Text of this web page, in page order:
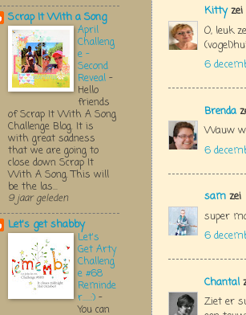
Kittyzei
O, leuk
6
Brenda
Wauw
6
sam zei
super
6
Chantal
Ziet er
Scrap It With a Song
April
Challeng
e -
Second
Reveal -
Hello
friends
of Scrap It With A Song
Challenge Blog. It is
with great sadness
that we are going to
close down Scrap It
With A Song. This will
be the las...
9 jaar geleden
Let's get shabby
Let's
Get Arty
Challeng
e #68
Reminde
r.....:) -
You can